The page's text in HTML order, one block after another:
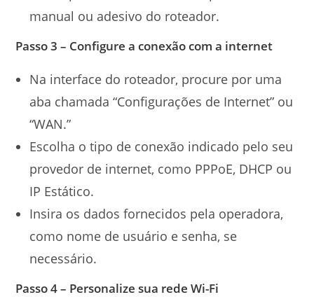
manual ou adesivo do roteador.
Passo 3 – Configure a conexão com a internet
Na interface do roteador, procure por uma
aba chamada “Configurações de Internet” ou
“WAN.”
Escolha o tipo de conexão indicado pelo seu
provedor de internet, como PPPoE, DHCP ou
IP Estático.
Insira os dados fornecidos pela operadora,
como nome de usuário e senha, se
necessário.
Passo 4 – Personalize sua rede Wi-Fi